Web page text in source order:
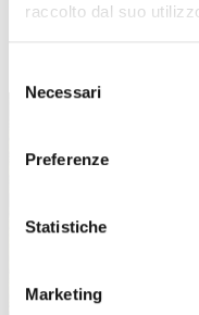
raccolto dal suo
delNecessari
Preferenze
Statistiche
Marketing
TUTTE LE CATEGORIE